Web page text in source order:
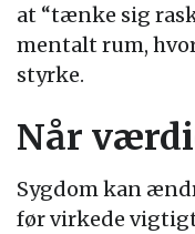
at “tænke sig
mentalt rum,
styrke.
Når
Sygdom kan
før virkede